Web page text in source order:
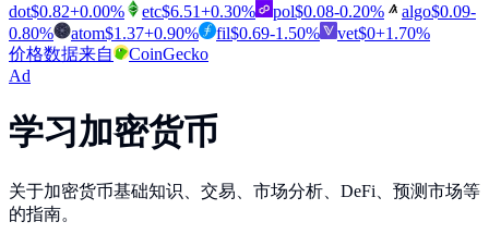
dot$0.82+0.00% etc$6.51+0.30% pol$0.08-0.20% algo$0.09-
0.80% atom$1.37+0.90% fil$0.69-1.50% vet$0+1.70%
价格数据来自
CoinGecko
Ad
学习加密货币
关于加密货币基础知识、交易、市场分析、DeFi、预测市场等
的指南。